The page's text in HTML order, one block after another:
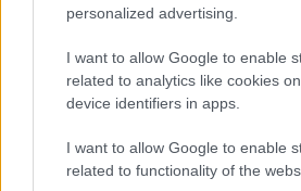
personalized advertising.
I want to allow Google to enable
related to analytics like cookies
device identifiers in apps.
I want to allow Google to enable
related to functionality of the